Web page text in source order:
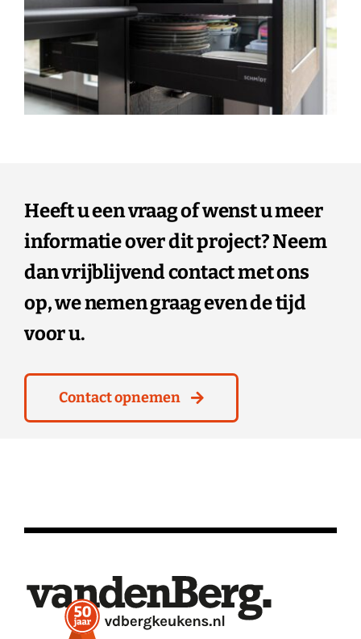
Heeft u een vraag of wenst u meer
informatie over dit project? Neem
dan vrijblijvend contact met ons
op, we nemen graag even de tijd
voor u.
Contact opnemen